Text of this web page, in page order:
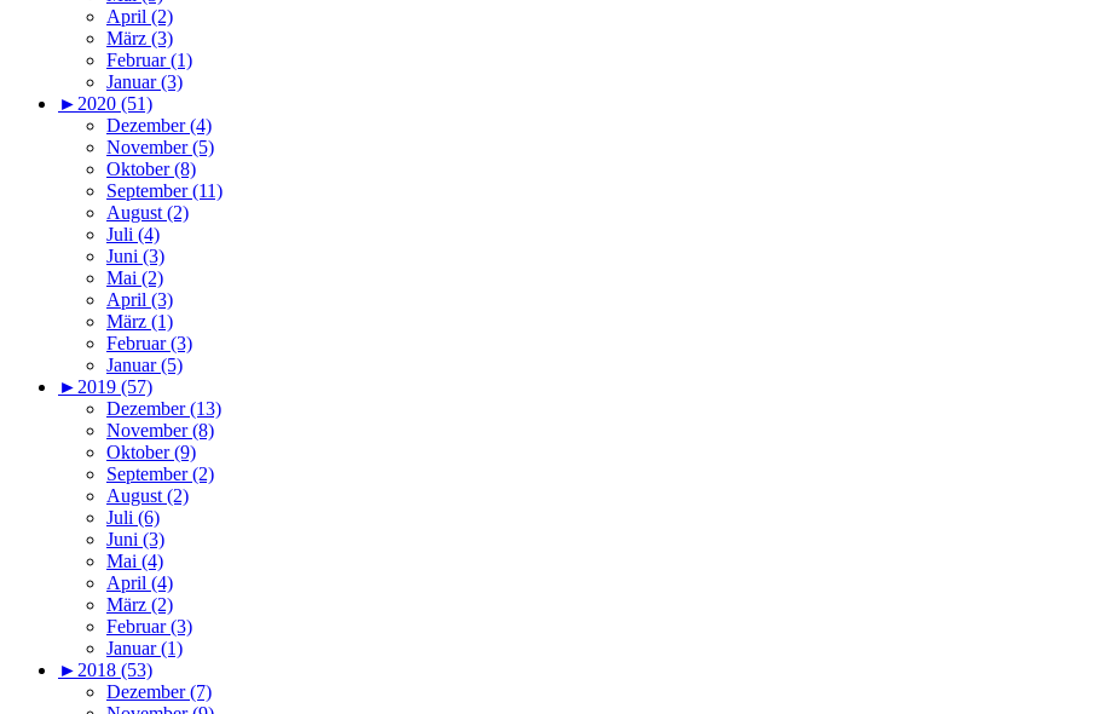
April (2)
März (3)
Februar (1)
Januar (3)
► 2020 (51)
Dezember (4)
November (5)
Oktober (8)
September (11)
August (2)
Juli (4)
Juni (3)
Mai (2)
April (3)
März (1)
Februar (3)
Januar (5)
► 2019 (57)
Dezember (13)
November (8)
Oktober (9)
September (2)
August (2)
Juli (6)
Juni (3)
Mai (4)
April (4)
März (2)
Februar (3)
Januar (1)
► 2018 (53)
Dezember (7)